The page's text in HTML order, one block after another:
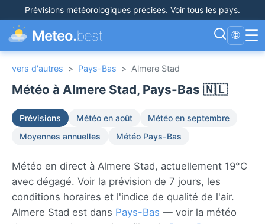
Prévisions météorologiques précises. Voir tous les pays.
Meteo.best 🌐 ☰
vers d'autres > Pays-Bas > Almere Stad
Météo à Almere Stad, Pays-Bas 🇳🇱
Prévisions Météo en août
Météo en septembre
Moyennes annuelles
Météo Pays-Bas
Météo en direct à Almere Stad, actuellement 19°C
avec dégagé. Voir la prévision de 7 jours, les
conditions horaires et l'indice de qualité de l'air.
Almere Stad est dans Pays-Bas — voir la météo